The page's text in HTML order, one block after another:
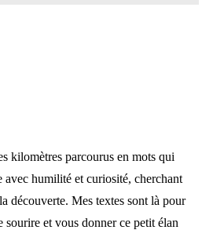
kilomètres parcourus en mots qui
avec humilité et curiosité, cherchant
découverte. Mes textes sont là pour
sourire et vous donner ce petit élan